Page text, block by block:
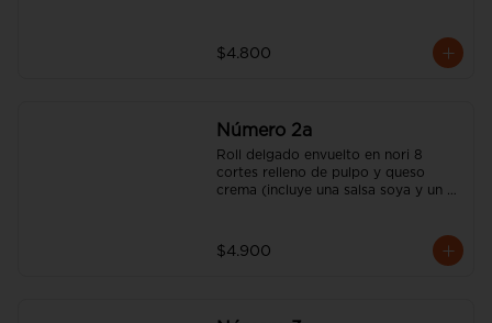
$4.800
Número 2a
Roll delgado envuelto en nori 8
cortes relleno de pulpo y queso
crema (incluye una salsa soya y un
$4.900